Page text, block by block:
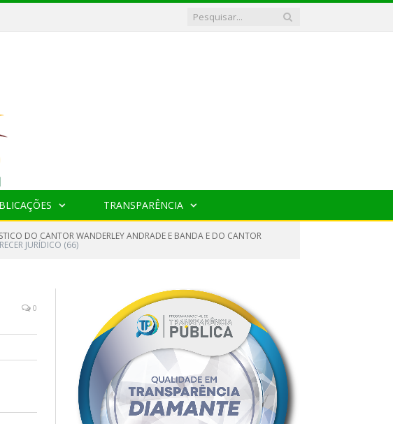
TRANSPARÊNCIA
DO CANTOR WANDERLEY ANDRADE E BANDA E DO CANTOR
JURÍDICO (66)
0